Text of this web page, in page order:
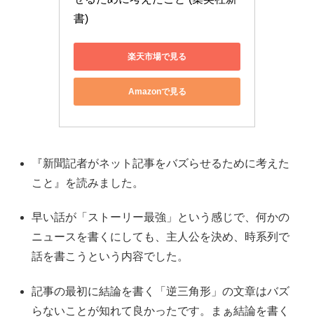
書)
楽天市場で見る
Amazonで見る
『新聞記者がネット記事をバズらせるために考えた
こと』を読みました。
早い話が「ストーリー最強」という感じで、何かの
ニュースを書くにしても、主人公を決め、時系列で
話を書こうという内容でした。
記事の最初に結論を書く「逆三角形」の文章はバズ
らないことが知れて良かったです。まぁ結論を書く